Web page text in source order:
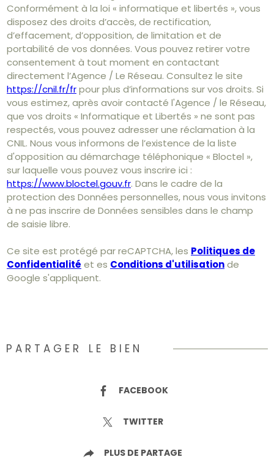
Conformément à la loi « informatique et libertés », vous
disposez des droits d’accès, de rectification,
d’effacement, d’opposition, de limitation et de
portabilité de vos données. Vous pouvez retirer votre
consentement à tout moment en contactant
directement l’Agence / Le Réseau. Consultez le site
https://cnil.fr/frpour plus d’informations sur vos droits. Si
vous estimez, après avoir contacté l'Agence / le Réseau,
que vos droits « Informatique et Libertés » ne sont pas
respectés, vous pouvez adresser une réclamation à la
CNIL. Nous vous informons de l’existence de la liste
d'opposition au démarchage téléphonique « Bloctel »,
sur laquelle vous pouvez vous inscrire ici :
https://www.bloctel.gouv.fr. Dans le cadre de la
protection des Données personnelles, nous vous invitons
à ne pas inscrire de Données sensibles dans le champ
de saisie libre.
Ce site est protégé par reCAPTCHA, les Politiques de
Confidentialité et es Conditions d'utilisationde
Google s'appliquent.
PARTAGER LE BIEN
FACEBOOK
TWITTER
PLUS DE PARTAGE